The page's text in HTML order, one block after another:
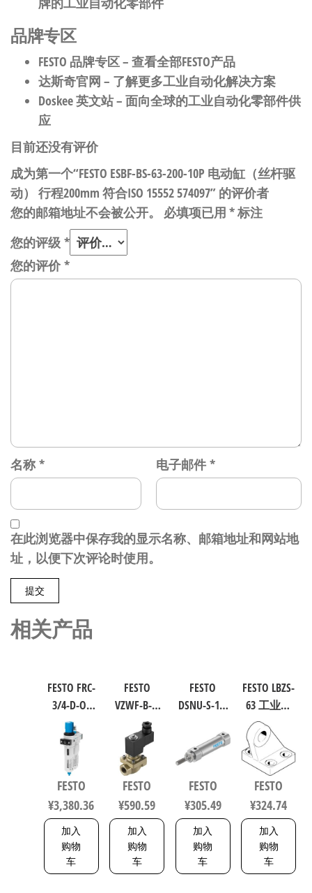
品牌专区
FESTO 品牌专区– 查看全部FESTO产品
达斯奇官网 – 了解更多工业自动化解决方案
Doskee 英文站– 面向全球的工业自动化零部件供
应
目前还没有评价
成为第一个“FESTO ESBF-BS-63-200-10P 电动缸（丝杆驱
动） 行程200mm 符合ISO 15552 574097” 的评价者
您的邮箱地址不会被公开。
必填项已用 *标注
您的评级 *
您的评价*
名称 * 电子邮件 *
在此浏览器中保存我的显示名称、邮箱地址和网站地
址，以便下次评论时使用。
相关产品
FESTO FRC-
3/4-D-O-
MAXI 过滤
减压阀润
滑器组合
符合ISO
8573-1:2010
162744
FESTO
¥3,380.36
加入
购物
车
FESTO
VZWF-B-L-
M22C-G12-
135-1P4-10
力先导式
电磁阀 行
程10mm 符
合EN 12266-
1 1492112
FESTO
¥590.59
加入
购物
车
FESTO
DSNU-S-16-
气缸 行程
40mm 缸径
ISO 6432 /
CETOP RP 52
P 5216093
FESTO
¥305.49
加入
购物
车
FESTO LBZS-
63 工业自
动化零部
件 规格63
33846
FESTO
¥324.74
加入
购物
车